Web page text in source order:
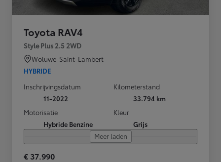
Toyota RAV4
Style Plus 2.5 2WD
Woluwe-Saint-Lambert
HYBRIDE
Inschrijvingsdatum
11-2022
Kilometerstand
33.794 km
Motorisatie
Hybride Benzine
Kleur
Grijs
Meer laden
€ 37.990